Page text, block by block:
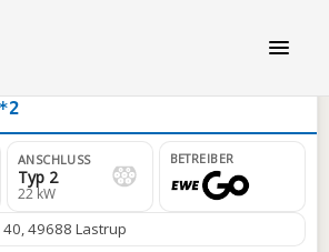
ANSCHLUSS
Typ 2
22 kW
BETREIBER
49688 Lastrup